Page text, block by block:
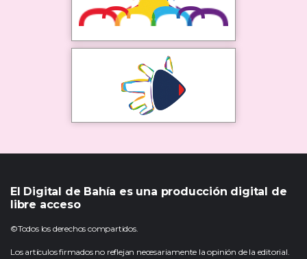
El Digital de Bahía es una producción digital de
libre acceso
©Todos los derechos compartidos.
Los artículos firmados no reflejan necesariamente la opinión de la editorial.